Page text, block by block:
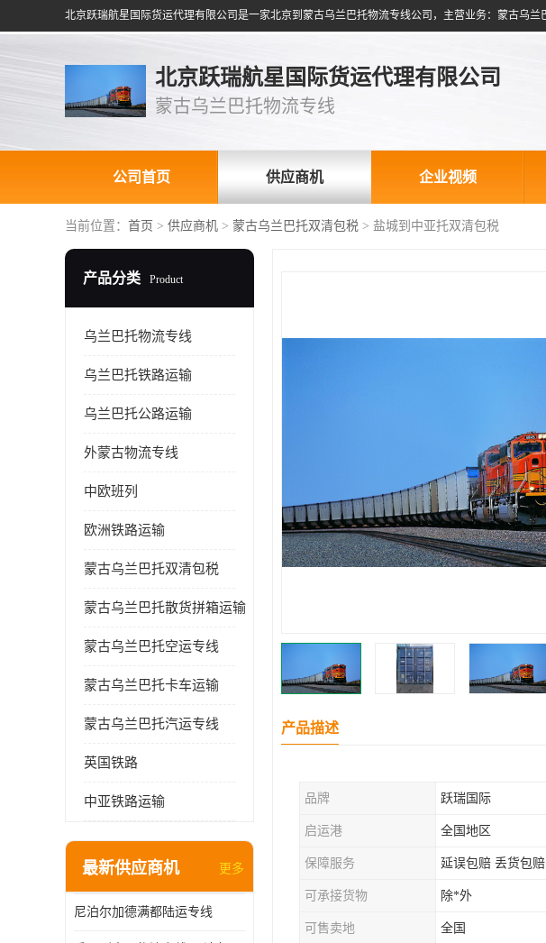
北京跃瑞航星国际货运代理有限公司
蒙古乌兰巴托物流专线
公司首页 供应商机 企业视频
当前位置： 首页 > 供应商机 > 蒙古乌兰巴托双清包税 > 盐城到中亚托双清包税
产品分类 Product
乌兰巴托物流专线
乌兰巴托铁路运输
乌兰巴托公路运输
外蒙古物流专线
中欧班列
欧洲铁路运输
蒙古乌兰巴托双清包税
蒙古乌兰巴托散货拼箱运输
蒙古乌兰巴托空运专线
蒙古乌兰巴托卡车运输
蒙古乌兰巴托汽运专线
英国铁路
中亚铁路运输
最新供应商机 更多
尼泊尔加德满都陆运专线
产品描述
品牌 跃瑞国际
启运港 全国地区
保障服务 延误包赔 丢货包赔
可承接货物 除*外
可售卖地 全国